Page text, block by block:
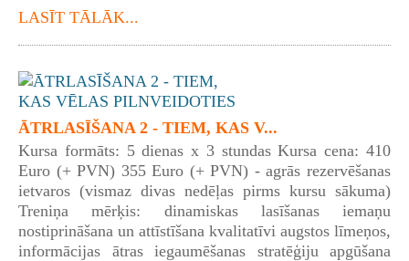
LASĪT TĀLĀK...
ĀTRLASĪŠANA 2 - TIEM, KAS V...
Kursa formāts: 5 dienas x 3 stundas Kursa cena: 410
Euro (+ PVN) 355 Euro (+ PVN) - agrās rezervēšanas
ietvaros (vismaz divas nedēļas pirms kursu sākuma)
Treniņa mērķis: dinamiskas lasīšanas iemaņu
nostiprināšana un attīstīšana kvalitatīvi augstos līmeņos,
informācijas ātras iegaumēšanas stratēģiju apgūšana